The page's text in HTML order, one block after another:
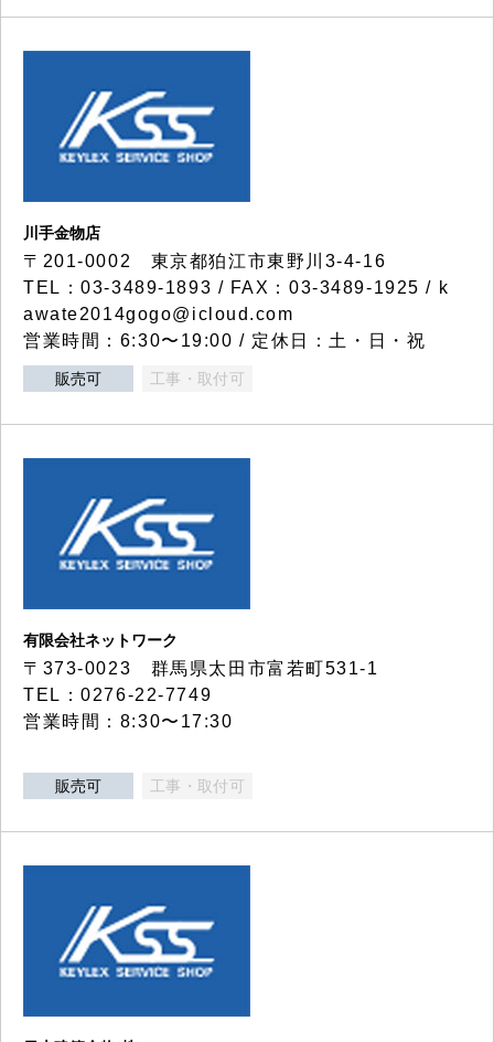
川手金物店
〒201-0002 東京都狛江市東野川3-4-16
TEL：03-3489-1893 / FAX：03-3489-1925 / k
awate2014gogo@icloud.com
営業時間：6:30〜19:00 / 定休日：土・日・祝
販売可 工事・取付可
有限会社ネットワーク
〒373-0023 群馬県太田市富若町531-1
TEL：0276-22-7749
営業時間：8:30〜17:30
販売可 工事・取付可